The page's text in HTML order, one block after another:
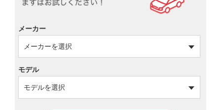
メーカー
モデル